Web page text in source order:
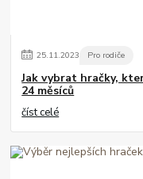
25.11.2023 Pro rodiče
Jak vybrat hračky,
24 měsíců
číst celé